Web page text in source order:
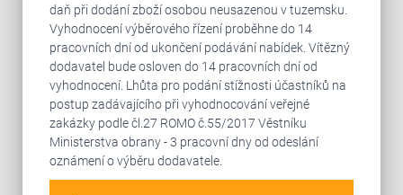
daň při dodání zboží osobou neusazenou v tuzemsku.
Vyhodnocení výběrového řízení proběhne do 14
pracovních dní od ukončení podávání nabídek. Vítězný
dodavatel bude osloven do 14 pracovních dní od
vyhodnocení. Lhůta pro podání stížnosti účastníků na
postup zadávajícího při vyhodnocování veřejné
zakázky podle čl.27 ROMO č.55/2017 Věstníku
Ministerstva obrany - 3 pracovní dny od odeslání
oznámení o výběru dodavatele.